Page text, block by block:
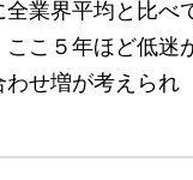
業界平均と比べ
こ５年ほど低迷
せ増が考えられ